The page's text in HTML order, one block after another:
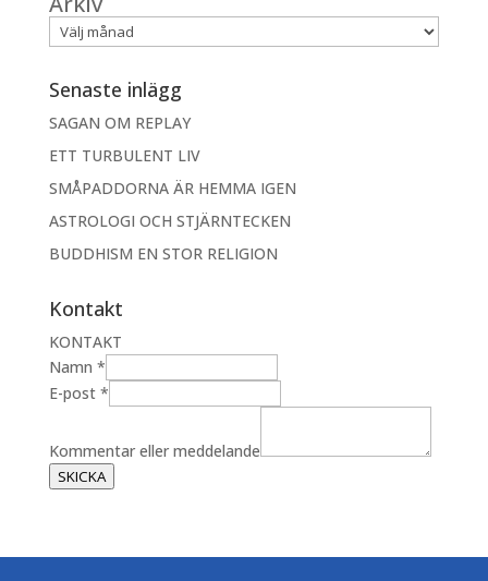
Senaste inlägg
SAGAN OM REPLAY
ETT TURBULENT LIV
SMÅPADDORNA ÄR HEMMA IGEN
ASTROLOGI OCH STJÄRNTECKEN
BUDDHISM EN STOR RELIGION
Kontakt
KONTAKT
Namn *
K
m
m
e
E-post *
Kommentar eller meddelande
SKICKA